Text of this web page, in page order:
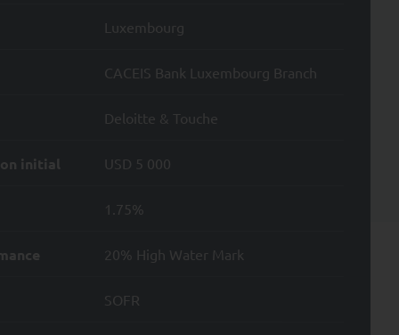
Luxembourg
CACEIS Bank Luxembourg Branch
Deloitte & Touche
initial USD 5 000
1.75%
20% High Water Mark
SOFR
du Représentant en
«
www.fundinfo.com
». Les prix
de commercialisation